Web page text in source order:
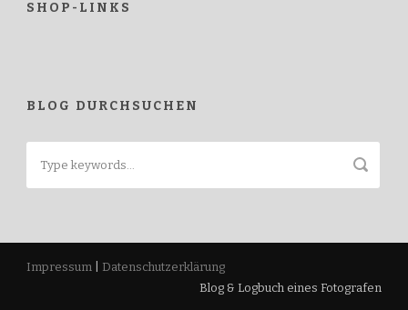
SHOP-LINKS
BLOG DURCHSUCHEN
Impressum
Datenschutzerklärung
Blog & Logbuch eines Fotografen